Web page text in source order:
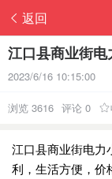
返回
江口县商业街
2023/6/16 10:15:00
浏览 3616 评论 0
江口县商业街电力
利，生活方便，价